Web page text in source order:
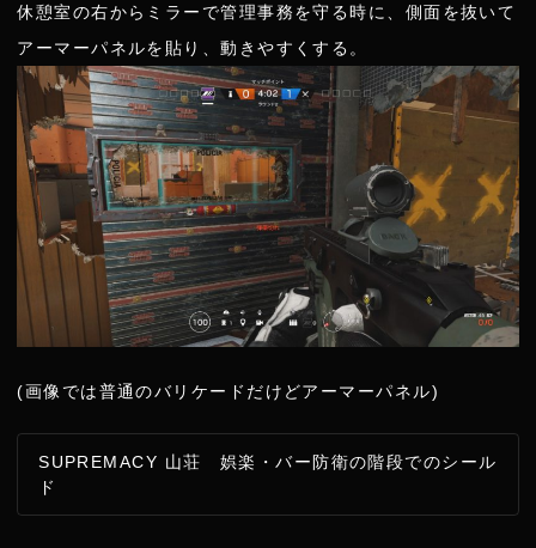
休憩室の右からミラーで管理事務を守る時に、側面を抜いて
アーマーパネルを貼り、動きやすくする。
(画像では普通のバリケードだけどアーマーパネル)
SUPREMACY 山荘 娯楽・バー防衛の階段でのシール
ド